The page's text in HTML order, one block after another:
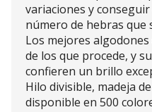
variaciones y
número de hebras que
Los mejores
de los que procede, y
confieren un brillo
Hilo divisible, madeja
disponible en 500